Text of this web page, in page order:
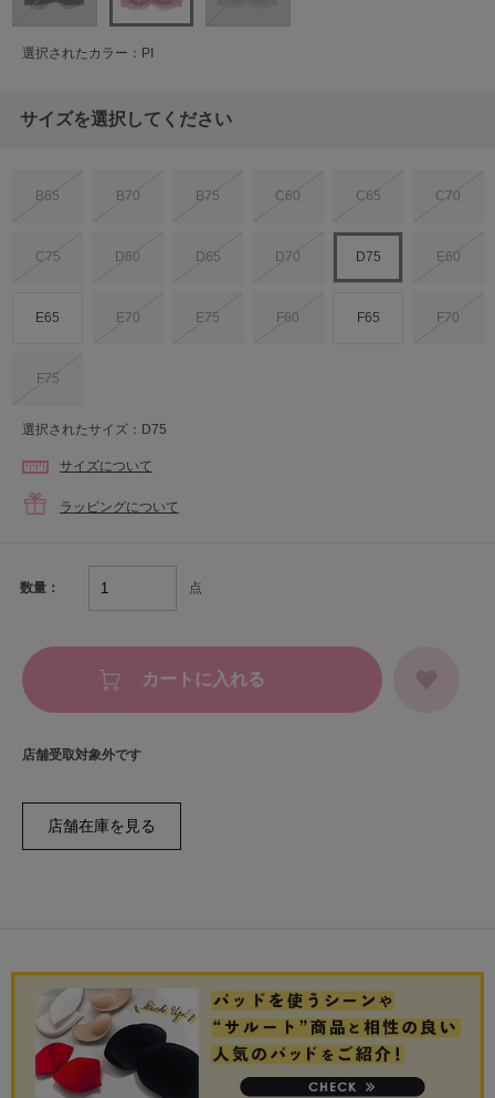
選択されたカラー：PI
サイズを選択してください
B65 B70 B75 C60 C65 C70
C75 D60 D65 D70 D75 E60
E65 E70 E75 F60 F65 F70
F75
選択されたサイズ：D75
サイズについて
ラッピングについて
数量： 点
カートに入れる
店舗受取対象外です